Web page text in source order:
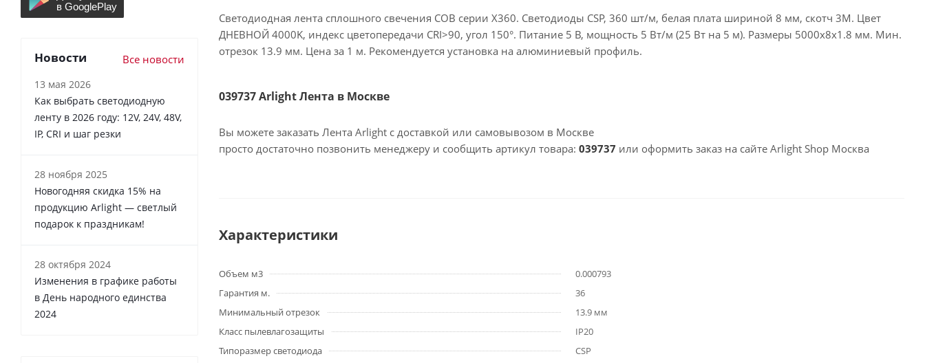
Светодиодная лента сплошного свечения COB серии X360. Светодиоды CSP, 360 шт/м, белая плата шириной 8 мм, скотч 3M. Цвет
ДНЕВНОЙ 4000K, индекс цветопередачи CRI>90, угол 150°. Питание 5 В, мощность 5 Вт/м (25 Вт на 5 м). Размеры 5000х8х1.8 мм. Мин.
отрезок 13.9 мм. Цена за 1 м. Рекомендуется установка на алюминиевый профиль.
039737 Arlight Лента в Москве
Вы можете заказать Лента Arlight с доставкой или самовывозом в Москве
просто достаточно позвонить менеджеру и сообщить артикул товара: 039737 или оформить заказ на сайте Arlight Shop Москва
Характеристики
Объем м3
0.000793
Гарантия м.
36
Минимальный отрезок
13.9 мм
Класс пылевлагозащиты
IP20
Типоразмер светодиода
CSP
Новости Все новости
13 мая 2026
Как выбрать светодиодную
ленту в 2026 году: 12V, 24V, 48V,
IP, CRI и шаг резки
28 ноября 2025
Новогодняя скидка 15% на
продукцию Arlight — светлый
подарок к праздникам!
28 октября 2024
Изменения в графике работы
в День народного единства
2024